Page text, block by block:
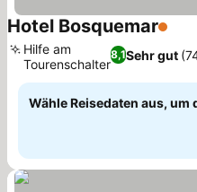
Hotel Bosquemar1
8,1Sehr gut
Hilfe am
Tourenschalter
Wähle Reisedaten aus, um